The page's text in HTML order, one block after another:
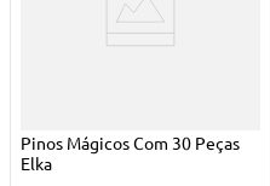
Pinos Mágicos Com 30 Peças
Elka